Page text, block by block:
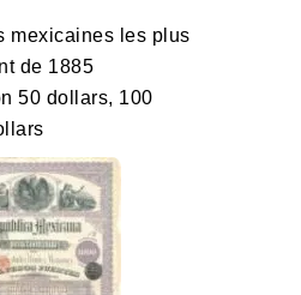
mexicaines les plus
de 1885
50 dollars, 100